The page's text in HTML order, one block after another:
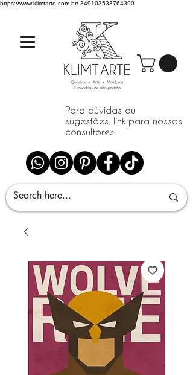
https://www.klimtarte.com.br/ 349103533764390
Para dúvidas ou
sugestões, link para nossos
consultores.